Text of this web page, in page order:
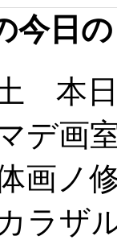
今日
本日
デ
画ノ
ラ